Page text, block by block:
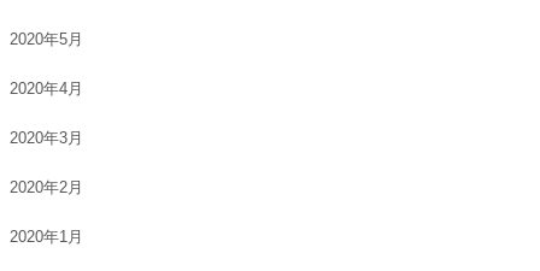
2020年5月
2020年4月
2020年3月
2020年2月
2020年1月